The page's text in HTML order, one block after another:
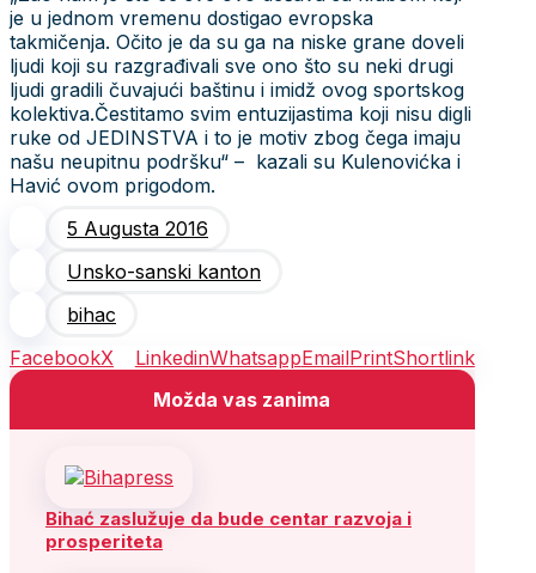
je u jednom vremenu dostigao evropska
takmičenja. Očito je da su ga na niske grane doveli
ljudi koji su razgrađivali sve ono što su neki drugi
ljudi gradili čuvajući baštinu i imidž ovog sportskog
kolektiva.Čestitamo svim entuzijastima koji nisu digli
ruke od JEDINSTVA i to je motiv zbog čega imaju
našu neupitnu podršku“ – kazali su Kulenovićka i
Havić ovom prigodom.
5 Augusta 2016
Unsko-sanski kanton
bihac
FacebookX LinkedinWhatsappEmailPrintShortlink
Možda vas zanima
Bihać zaslužuje da bude centar razvoja i
prosperiteta